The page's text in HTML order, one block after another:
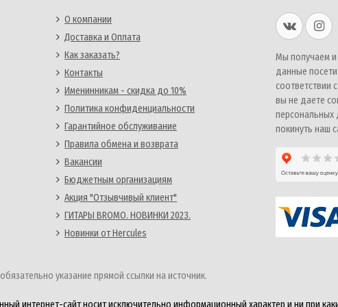
О компании
Доставка и Оплата
Как заказать?
Контакты
Именинникам - скидка до 10%
Политика конфиденциальности
Гарантийное обслуживание
Правила обмена и возврата
Вакансии
Бюджетным организациям
Акция "Отзывчивый клиент"
ГИТАРЫ BROMO. НОВИНКИ 2023.
Новинки от Hercules
Мы получаем
данные
соответствии с
вы не даете
покинуть наш
указание прямой ссылки на источник.
интернет-сайт носит исключительно информационный характер и ни при